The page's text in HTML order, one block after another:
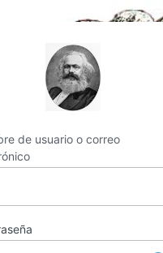
de usuario o correo